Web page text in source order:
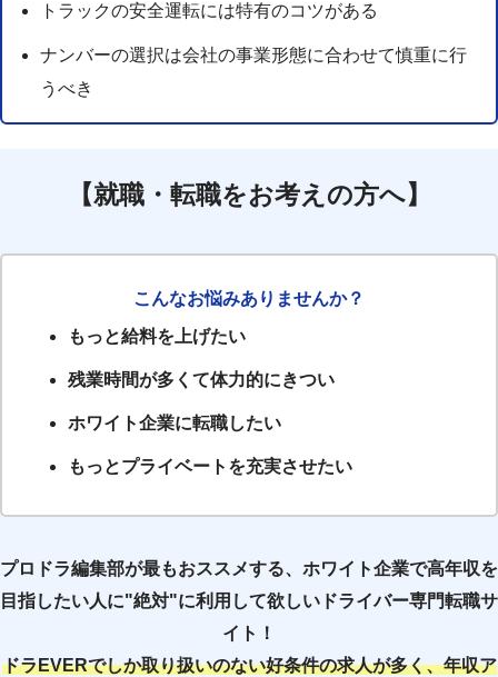
トラックの安全運転には特有のコツがある
ナンバーの選択は会社の事業形態に合わせて慎重に行
うべき
【就職・転職をお考えの方へ】
こんなお悩みありませんか？
もっと給料を上げたい
残業時間が多くて体力的にきつい
ホワイト企業に転職したい
もっとプライベートを充実させたい
プロドラ編集部が最もおススメする、ホワイト企業で高年収を
目指したい人に"絶対"に利用して欲しいドライバー専門転職サ
イト！
ドラEVERでしか取り扱いのない好条件の求人が多く、年収ア